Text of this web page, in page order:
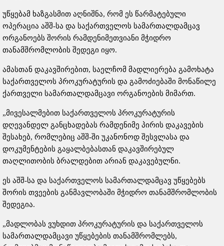
უწყებამ ხაზგასმით აღნიშნა, რომ ეს წარმატებული
ოპერაცია აშშ-სა და საქართველოს სამართალდამცავ
ორგანოებს შორის რამდენიმეთვიანი მჭიდრო
თანამშრომლობის შედეგი იყო.
ამასთან დაკავშირებით, საელჩომ მადლიერება გამოხატა
საქართველოს პროკურატურის და გამოძიებაში მონაწილე
ქართველი სამართალდამცავი ორგანოების მიმართ.
„მივესალმებით საქართველოს პროკურატურის
დღევანდელ განცხადებას რამდენიმე პირის დაკავების
შესახებ, რომლებიც აშშ-ში უკანონოდ შესვლასა და
დოკუმენტების გაყალბებასთან დაკავშირებულ
თაღლითობის ბრალდებით არიან დაკავებულნი.
ეს აშშ-სა და საქართველოს სამართალდამცავ უწყებებს
შორის თვეების განმავლობაში მჭიდრო თანამშრომლობის
შედეგია.
„მადლობას ვუხდით პროკურატურის და საქართველოს
სამართალდამცავი უწყებების თანამშრომლებს,